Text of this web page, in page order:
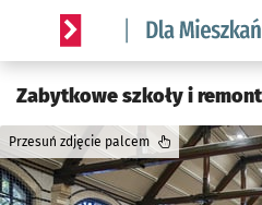
Serwis informacyjny
Zabytkowe szkoły i
Przesuń zdjęcie palcem